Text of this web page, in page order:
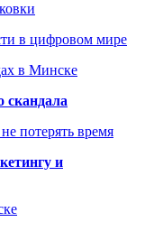
в цифровом мире
в Минске
скандала
потерять время
и